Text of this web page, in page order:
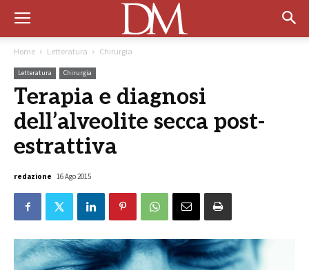
Home Letteratura Chirurgia
Letteratura Chirurgia
Terapia e diagnosi
dell’alveolite secca post-
estrattiva
redazione 16 Ago 2015